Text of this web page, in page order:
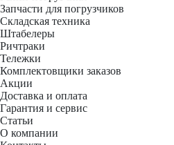
Запчасти для погрузчиков
Складская техника
Штабелеры
Ричтраки
Тележки
Комплектовщики заказов
Акции
Доставка и оплата
Гарантия и сервис
Статьи
О компании